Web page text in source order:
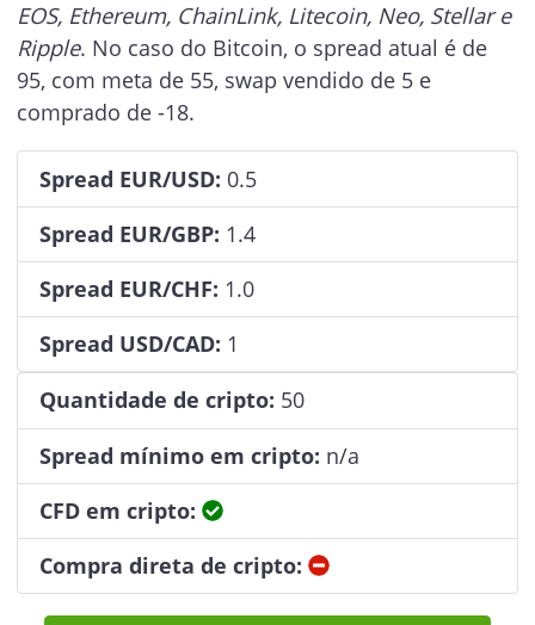
EOS, Ethereum, ChainLink, Litecoin, Neo, Stellar e
Ripple. No caso do Bitcoin, o spread atual é de
95, com meta de 55, swap vendido de 5 e
comprado de -18.
Spread EUR/USD: 0.5
Spread EUR/GBP: 1.4
Spread EUR/CHF: 1.0
Spread USD/CAD: 1
Quantidade de cripto: 50
Spread mínimo em cripto: n/a
CFD em cripto:
Sim
Compra direta de cripto:
Não